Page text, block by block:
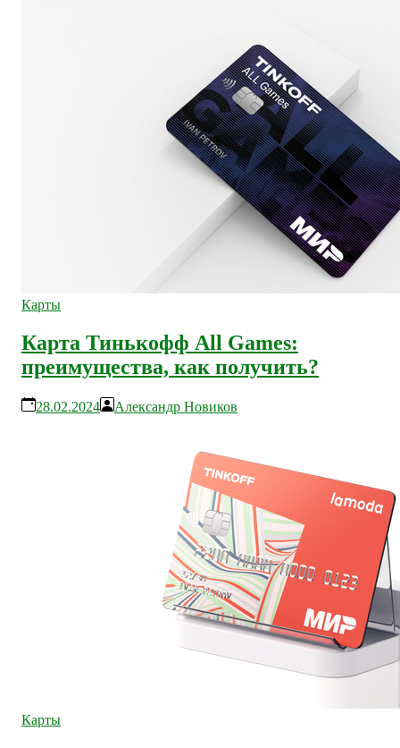
Карты
Карта Тинькофф All Games:
преимущества, как получить?
28.02.2024 Александр Новиков
Карты